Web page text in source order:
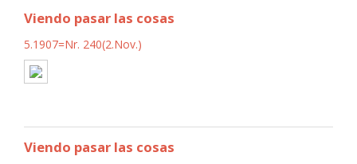
Viendo pasar las cosas
5.1907=Nr. 240(2.Nov.)
Viendo pasar las cosas